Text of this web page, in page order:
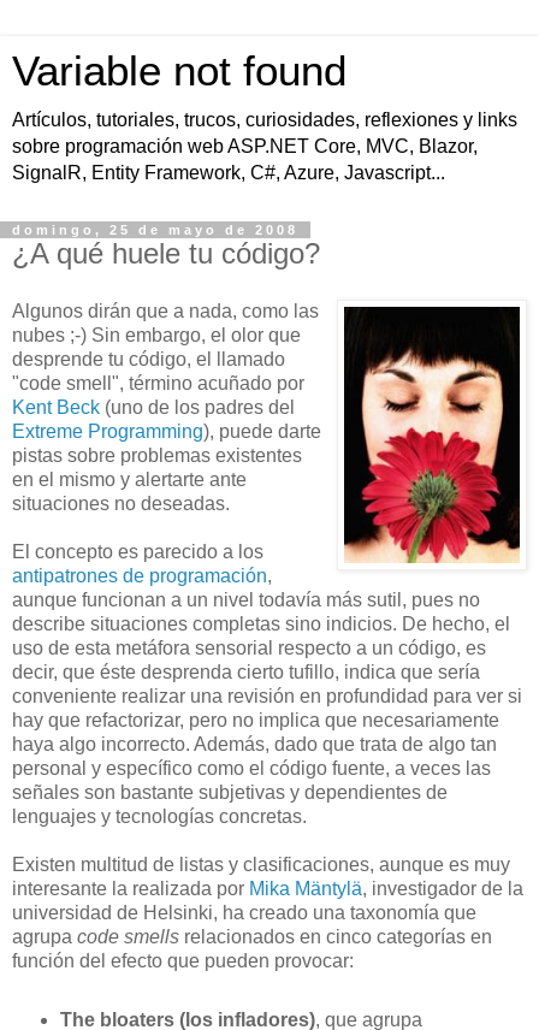
Variable not found
Artículos, tutoriales, trucos, curiosidades, reflexiones y links
sobre programación web ASP.NET Core, MVC, Blazor,
SignalR, Entity Framework, C#, Azure, Javascript...
domingo, 25 de mayo de 2008
¿A qué huele tu código?
Algunos dirán que a nada, como las
nubes ;-) Sin embargo, el olor que
desprende tu código, el llamado
"code smell", término acuñado por
Kent Beck (uno de los padres del
Extreme Programming), puede darte
pistas sobre problemas existentes
en el mismo y alertarte ante
situaciones no deseadas.
El concepto es parecido a los
antipatrones de programación,
aunque funcionan a un nivel todavía más sutil, pues no
describe situaciones completas sino indicios. De hecho, el
uso de esta metáfora sensorial respecto a un código, es
decir, que éste desprenda cierto tufillo, indica que sería
conveniente realizar una revisión en profundidad para ver si
hay que refactorizar, pero no implica que necesariamente
haya algo incorrecto. Además, dado que trata de algo tan
personal y específico como el código fuente, a veces las
señales son bastante subjetivas y dependientes de
lenguajes y tecnologías concretas.
Existen multitud de listas y clasificaciones, aunque es muy
interesante la realizada por Mika Mäntylä, investigador de la
universidad de Helsinki, ha creado una taxonomía que
agrupa code smells relacionados en cinco categorías en
función del efecto que pueden provocar:
The bloaters (los infladores), que agrupa